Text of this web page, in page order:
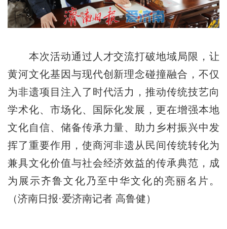
本次活动通过人才交流打破地域局限，让
黄河文化基因与现代创新理念碰撞融合，不仅
为非遗项目注入了时代活力，推动传统技艺向
学术化、市场化、国际化发展，更在增强本地
文化自信、储备传承力量、助力乡村振兴中发
挥了重要作用，使商河非遗从民间传统转化为
兼具文化价值与社会经济效益的传承典范，成
为展示齐鲁文化乃至中华文化的亮丽名片。
（济南日报·爱济南记者 高鲁健）